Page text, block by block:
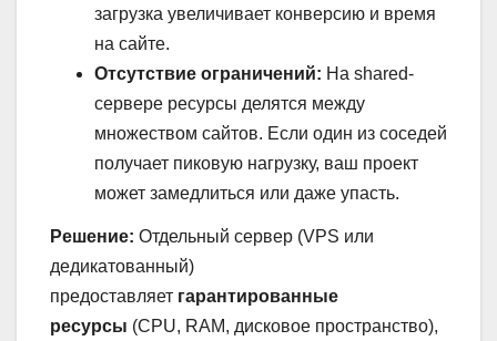
загрузка увеличивает конверсию и время
на сайте.
Отсутствие ограничений: На shared-
сервере ресурсы делятся между
множеством сайтов. Если один из соседей
получает пиковую нагрузку, ваш проект
может замедлиться или даже упасть.
Решение: Отдельный сервер (VPS или
дедикатованный)
предоставляет гарантированные
ресурсы (CPU, RAM, дисковое пространство),